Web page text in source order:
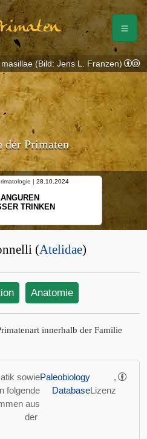
der Primaten
| 28.10.2024
TRINKEN
masillae (Bild: Jens L. Franzen)
(Atelidae)
Anatomie
innerhalb der Familie
sowie
folgende
aus
der
Paleobiology
Database
,
Lizenz